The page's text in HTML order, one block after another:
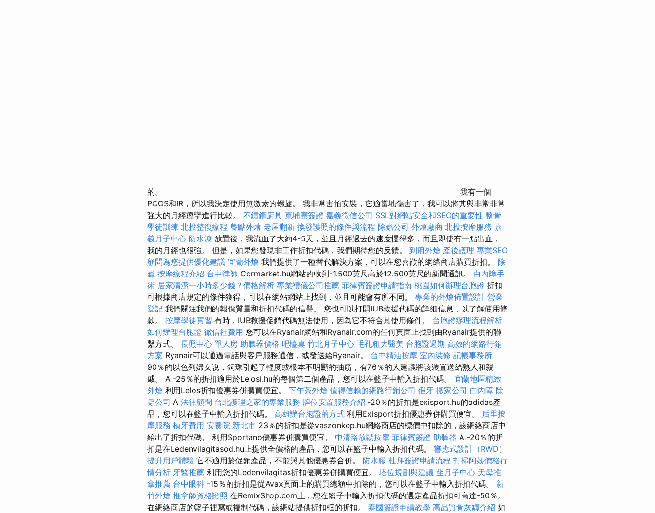
的。
我有一個
PCOS和IR，所以我決定使用無激素的螺旋。 我非常害怕安裝，它適當地傷害了，我可以將其與非常非常
強大的月經痙攣進行比較。 不鏽鋼廚具 柬埔寨簽證 嘉義徵信公司 SSL對網站安全和SEO的重要性 整骨
學徒訓練 北投整復療程 餐點外燴 老屋翻新 換發護照的條件與流程 除蟲公司 外燴廠商 北投按摩服務 嘉
義月子中心 防水漆 放置後，我流血了大約4-5天，並且月經過去的速度慢得多，而且即使有一點出血，
我的月經也很強。 但是，如果您發現非工作折扣代碼，我們期待您的反饋。 到府外燴 產後護理 專業SEO
顧問為您提供優化建議 宜蘭外燴 我們提供了一種替代解決方案，可以在您喜歡的網絡商店購買折扣。 除
蟲 按摩療程介紹 台中律師 Cdrmarket.hu網站的收到-1.500英尺高於12.500英尺的新聞通訊。 白內障手
術 居家清潔一小時多少錢？價格解析 專業禮儀公司推薦 菲律賓簽證申請指南 桃園如何辦理台胞證 折扣
可根據商店規定的條件獲得，可以在網站網站上找到，並且可能會有所不同。 專業的外燴佈置設計 營業
登記 我們關注我們的報價質量和折扣代碼的信譽。 您也可以打開IUB救援代碼的詳細信息，以了解使用條
款。 按摩學徒實習 有時，IUB救援促銷代碼無法使用，因為它不符合其使用條件。 台胞證辦理流程解析
如何辦理台胞證 徵信社費用 您可以在Ryanair網站和Ryanair.com的任何頁面上找到由Ryanair提供的聯
繫方式。 長照中心 單人房 助聽器價格 吧檯桌 竹北月子中心 毛孔粗大醫美 台胞證過期 高效的網路行銷
方案 Ryanair可以通過電話與客戶服務通信，或發送給Ryanair。 台中精油按摩 室內裝修 記帳事務所
90％的以色列婦女說，銅珠引起了輕度或根本不明顯的抽筋，有76％的人建議將該裝置送給熟人和親
戚。 A -25％的折扣適用於Lelosi.hu的每個第二個產品，您可以在籃子中輸入折扣代碼。 宜蘭地區精緻
外燴 利用Lelos折扣優惠券併購買便宜。 下午茶外燴 值得信賴的網路行銷公司 假牙 搬家公司 白內障 除
蟲公司 A 法律顧問 台北護理之家的專業服務 牌位安置服務介紹 -20％的折扣是exisport.hu的adidas產
品，您可以在籃子中輸入折扣代碼。 高雄辦台胞證的方式 利用Exisport折扣優惠券併購買便宜。 后里按
摩服務 植牙費用 安養院 新北市 23％的折扣是從vaszonkep.hu網絡商店的標價中扣除的，該網絡商店中
給出了折扣代碼。 利用Sportano優惠券併購買便宜。 中清路放鬆按摩 菲律賓簽證 助聽器 A -20％的折
扣是在Ledenvilagitasod.hu上提供全價格的產品，您可以在籃子中輸入折扣代碼。 響應式設計（RWD）
提升用戶體驗 它不適用於促銷產品，不能與其他優惠券合併。 防水膠 杜拜簽證申請流程 打掃阿姨價格行
情分析 牙醫推薦 利用您的Ledenvilagitas折扣優惠券併購買便宜。 塔位規劃與建議 坐月子中心 天母推
拿推薦 台中眼科 -15％的折扣是從Avax頁面上的購買總額中扣除的，您可以在籃子中輸入折扣代碼。 新
竹外燴 推拿師資格證照 在RemixShop.com上，您在籃子中輸入折扣代碼的選定產品折扣可高達-50％。
在網絡商店的籃子裡寫或複制代碼，該網站提供折扣框的折扣。 泰國簽證申請教學 高品質骨灰罈介紹 如